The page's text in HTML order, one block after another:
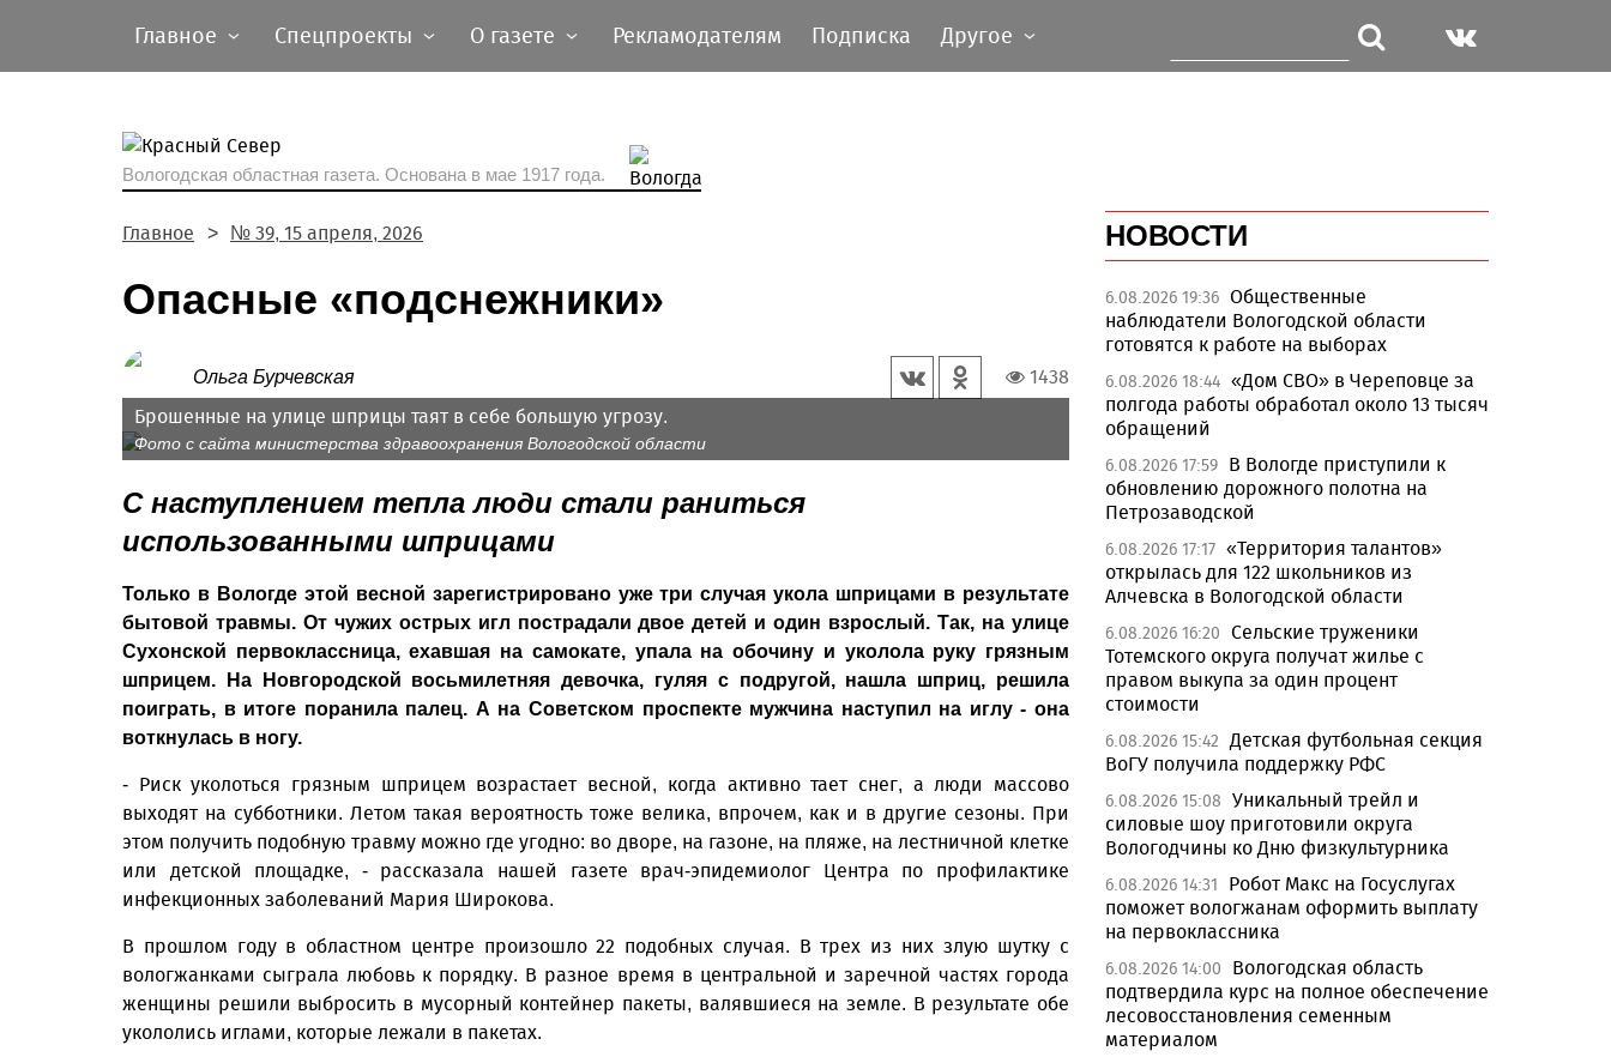
Главное Спецпроекты О газете Рекламодателям Подписка Другое
Вологодская областная газета. Основана в мае 1917 года.
Главное № 39, 15 апреля, 2026
Опасные «подснежники»
Ольга Бурчевская
1438
Брошенные на улице шприцы таят в себе большую угрозу.
Фото с сайта министерства здравоохранения Вологодской области
С наступлением тепла люди стали раниться
использованными шприцами
Только в Вологде этой весной зарегистрировано уже три случая укола шприцами в результате
бытовой травмы. От чужих острых игл пострадали двое детей и один взрослый. Так, на улице
Сухонской первоклассница, ехавшая на самокате, упала на обочину и уколола руку грязным
шприцем. На Новгородской восьмилетняя девочка, гуляя с подругой, нашла шприц, решила
поиграть, в итоге поранила палец. А на Советском проспекте мужчина наступил на иглу - она
воткнулась в ногу.
- Риск уколоться грязным шприцем возрастает весной, когда активно тает снег, а люди массово
выходят на субботники. Летом такая вероятность тоже велика, впрочем, как и в другие сезоны. При
этом получить подобную травму можно где угодно: во дворе, на газоне, на пляже, на лестничной клетке
или детской площадке, - рассказала нашей газете врач-эпидемиолог Центра по профилактике
инфекционных заболеваний Мария Широкова.
В прошлом году в областном центре произошло 22 подобных случая. В трех из них злую шутку с
вологжанками сыграла любовь к порядку. В разное время в центральной и заречной частях города
женщины решили выбросить в мусорный контейнер пакеты, валявшиеся на земле. В результате обе
укололись иглами, которые лежали в пакетах.
НОВОСТИ
6.08.2026 19:36 Общественные
наблюдатели Вологодской области
готовятся к работе на выборах
6.08.2026 18:44 «Дом СВО» в Череповце за
полгода работы обработал около 13 тысяч
обращений
6.08.2026 17:59 В Вологде приступили к
обновлению дорожного полотна на
Петрозаводской
6.08.2026 17:17 «Территория талантов»
открылась для 122 школьников из
Алчевска в Вологодской области
6.08.2026 16:20 Сельские труженики
Тотемского округа получат жилье с
правом выкупа за один процент
стоимости
6.08.2026 15:42 Детская футбольная секция
ВоГУ получила поддержку РФС
6.08.2026 15:08 Уникальный трейл и
силовые шоу приготовили округа
Вологодчины ко Дню физкультурника
6.08.2026 14:31
Робот Макс на Госуслугах
поможет вологжанам оформить выплату
на первоклассника
6.08.2026 14:00
Вологодская область
подтвердила курс на полное обеспечение
лесовосстановления семенным
материалом